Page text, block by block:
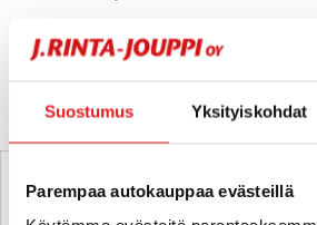
Suostumus Yksityiskohdat
Parempaa autokauppaa evästeillä
KATSO VASTAAVANLAISET AUTOT